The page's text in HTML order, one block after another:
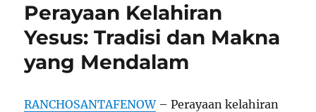
Perayaan Kelahiran
Yesus: Tradisi dan Makna
yang Mendalam
RANCHOSANTAFENOW– Perayaan kelahiran